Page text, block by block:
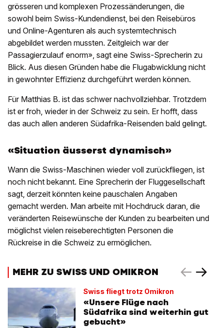
grösseren und komplexen Prozessänderungen, die
sowohl beim Swiss-Kundendienst, bei den Reisebüros
und Online-Agenturen als auch systemtechnisch
abgebildet werden mussten. Zeitgleich war der
Passagierzulauf enorm», sagt eine Swiss-Sprecherin zu
Blick. Aus diesen Gründen habe die Flugabwicklung nicht
in gewohnter Effizienz durchgeführt werden können.
Für Matthias B. ist das schwer nachvollziehbar. Trotzdem
ist er froh, wieder in der Schweiz zu sein. Er hofft, dass
das auch allen anderen Südafrika-Reisenden bald gelingt.
«Situation äusserst dynamisch»
Wann die Swiss-Maschinen wieder voll zurückfliegen, ist
noch nicht bekannt. Eine Sprecherin der Fluggesellschaft
sagt, derzeit könnten keine pauschalen Angaben
gemacht werden. Man arbeite mit Hochdruck daran, die
veränderten Reisewünsche der Kunden zu bearbeiten und
möglichst vielen reiseberechtigten Personen die
Rückreise in die Schweiz zu ermöglichen.
MEHR ZU SWISS UND OMIKRON
Swiss fliegt trotz Omikron
«Unsere Flüge nach
Südafrika sind weiterhin gut
gebucht»